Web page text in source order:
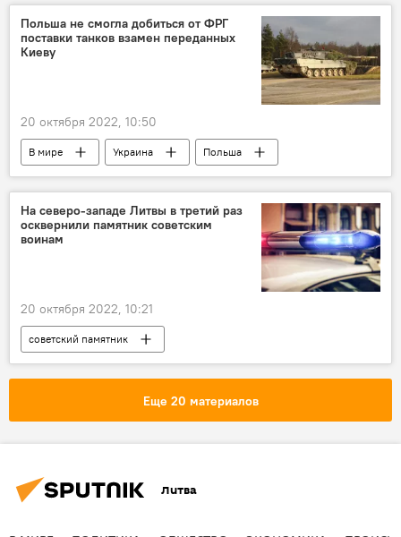
коронавирус
COVID-19
Польша не смогла добиться от ФРГ
поставки танков взамен переданных
Киеву
20 октября 2022, 10:50
В мире Украина
Польша
Германия
ФРГ
танк
танк Leopard
вооружение Киев
На северо-западе Литвы в третий раз
осквернили памятник советским
воинам
20 октября 2022, 10:21
советский памятник
осквернение памятника
Литва
Уничтожение советских памятников в Литве
Еще 20 материалов
Литва